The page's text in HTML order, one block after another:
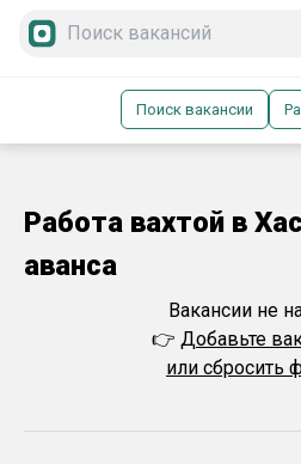
Поиск вакансии
Работа вахтой в
аванса
Вакансии не
👉 Добавьте
или сбросить